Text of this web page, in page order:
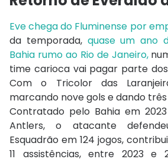
Eve chega do Fluminense por
da temporada, quase um ano
Bahia rumo ao Rio de Janeiro,
time carioca vai pagar parte
Com o Tricolor das
marcando nove gols e dando três
Contratado pelo Bahia em
Antlers, o atacante
Esquadrão em 124 jogos,
11 assistências, entre 2023 e